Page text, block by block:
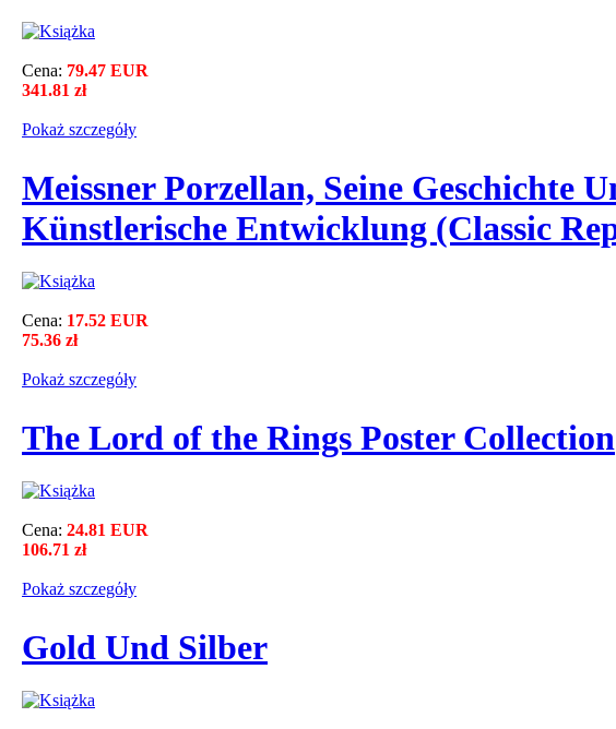
Cena: 79.47 EUR
341.81 zł
Pokaż szczegόły
Meissner Porzellan, Seine Geschichte
Künstlerische Entwicklung (Classic
Cena: 17.52 EUR
75.36 zł
Pokaż szczegόły
The Lord of the Rings Poster Collection
Cena: 24.81 EUR
106.71 zł
Pokaż szczegόły
Gold Und Silber